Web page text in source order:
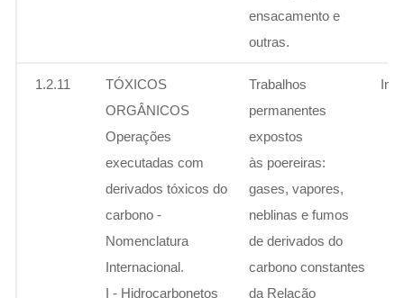
ensacamento e
outras.
1.2.11
TÓXICOS
ORGÂNICOS
Operações
executadas com
derivados tóxicos do
carbono -
Nomenclatura
Internacional.
I - Hidrocarbonetos
Trabalhos
permanentes
expostos
às poereiras:
gases, vapores,
neblinas e fumos
de derivados do
carbono constantes
da Relação